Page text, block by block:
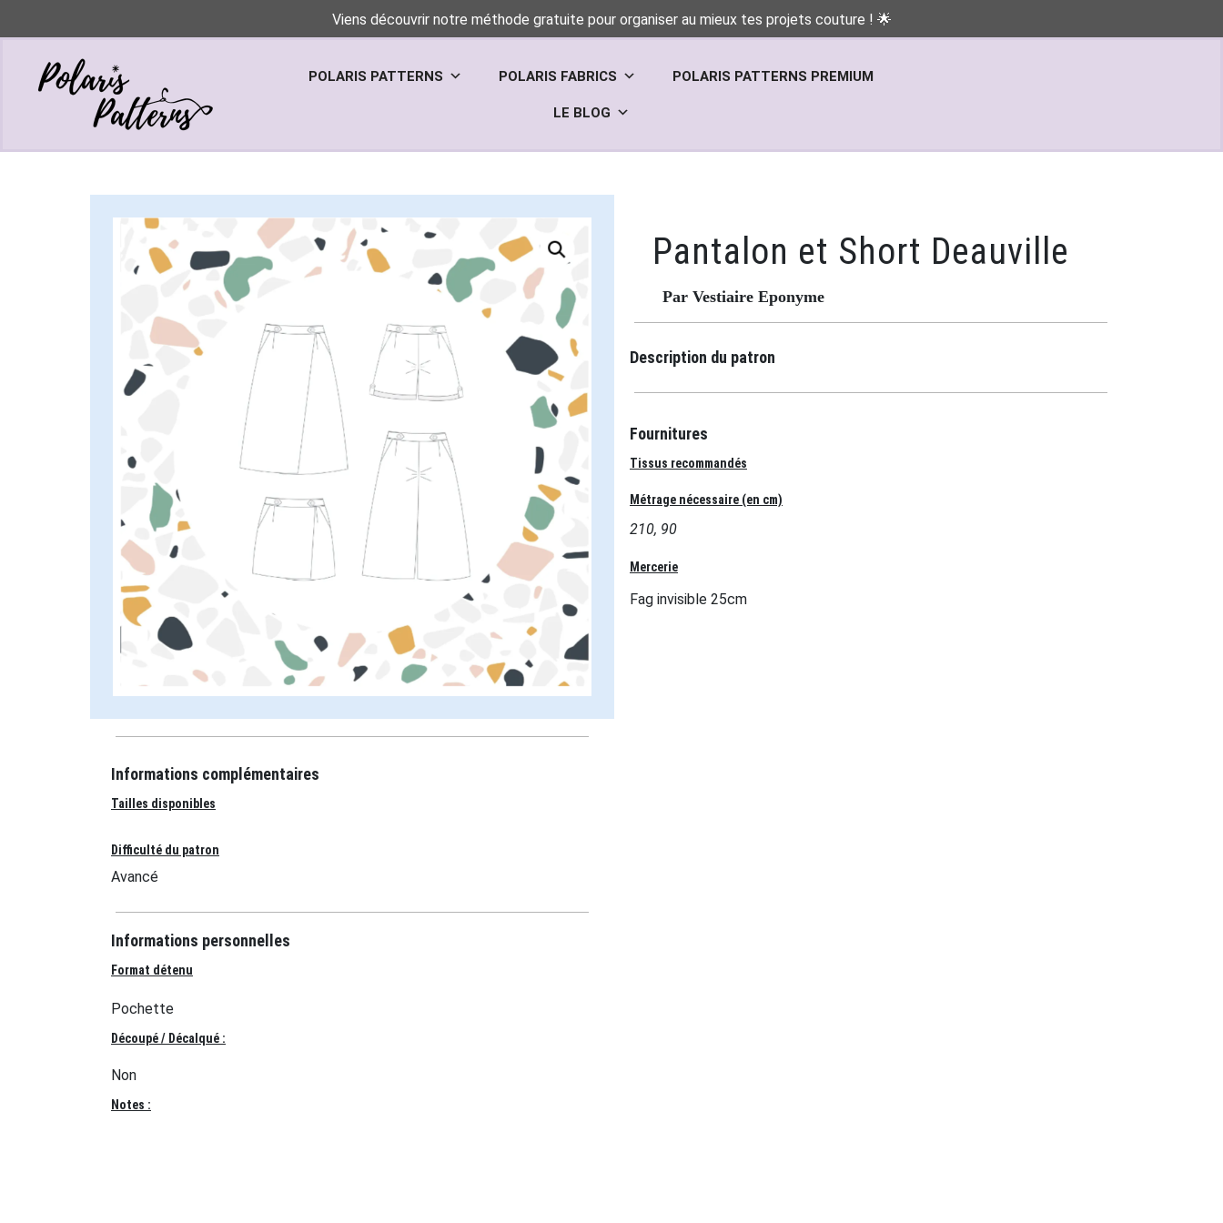
Viens découvrir notre méthode gratuite pour organiser au mieux tes projets couture ! 🌟
POLARIS PATTERNS POLARIS FABRICS POLARIS PATTERNS PREMIUM
LE BLOG
Informations complémentaires
Tailles disponibles
Difficulté du patron
Avancé
Informations personnelles
Format détenu
Pochette
Découpé / Décalqué :
Non
Notes :
Pantalon et Short Deauville
Par Vestiaire Eponyme
Description du patron
Fournitures
Tissus recommandés
Métrage nécessaire (en cm)
210, 90
Mercerie
Fag invisible 25cm